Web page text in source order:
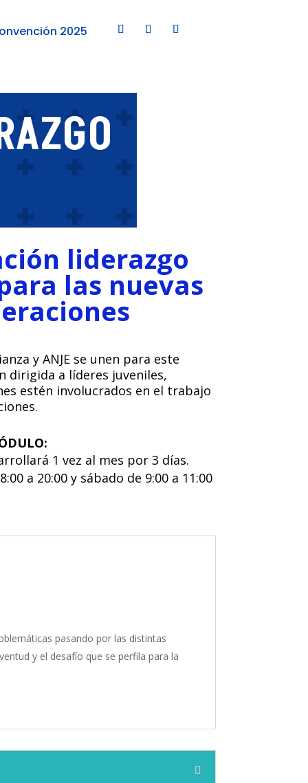
2025
liderazgo
las nuevas
y ANJE se unen para este
dirigida a líderes juveniles,
estén involucrados en el trabajo
1 vez al mes por 3 días.
a 20:00 y sábado de 9:00 a 11:00
pasando por las distintas
y el desafío que se perfila para la